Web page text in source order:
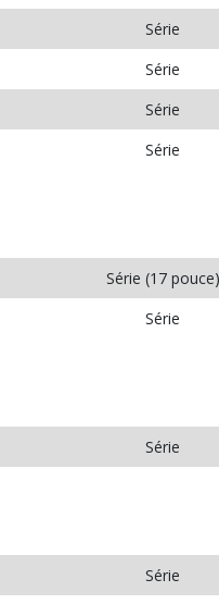
Série
Série
Série
Série
Série (17 pouce)
Série
Série
Série